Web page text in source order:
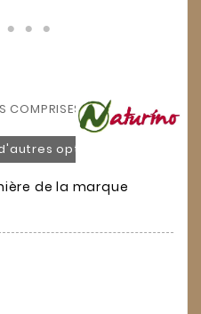
COMPRISES
options
de la marque